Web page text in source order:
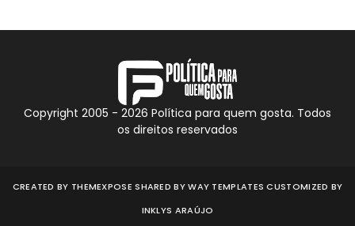
Copyright 2005 - 2026 Política para quem gosta. Todos
os direitos reservados
CREATED BY THEMEXPOSE SHARED BYWAY TEMPLATES CUSTOMIZED BY
INKLYS ARAÚJO